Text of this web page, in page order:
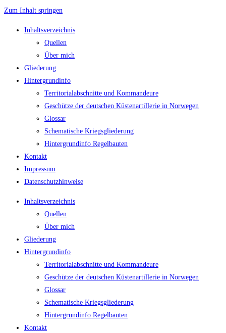
Zum Inhalt springen
Inhaltsverzeichnis
Quellen
Über mich
Gliederung
Hintergrundinfo
Territorialabschnitte und Kommandeure
Geschütze der deutschen Küstenartillerie in Norwegen
Glossar
Schematische Kriegsgliederung
Hintergrundinfo Regelbauten
Kontakt
Impressum
Datenschutzhinweise
Inhaltsverzeichnis
Quellen
Über mich
Gliederung
Hintergrundinfo
Territorialabschnitte und Kommandeure
Geschütze der deutschen Küstenartillerie in Norwegen
Glossar
Schematische Kriegsgliederung
Hintergrundinfo Regelbauten
Kontakt